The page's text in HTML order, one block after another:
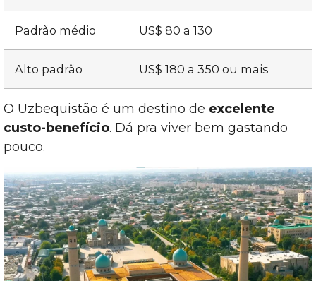
Padrão médio US$ 80 a 130
Alto padrão US$ 180 a 350 ou mais
O Uzbequistão é um destino de excelente
custo-benefício. Dá pra viver bem gastando
pouco.